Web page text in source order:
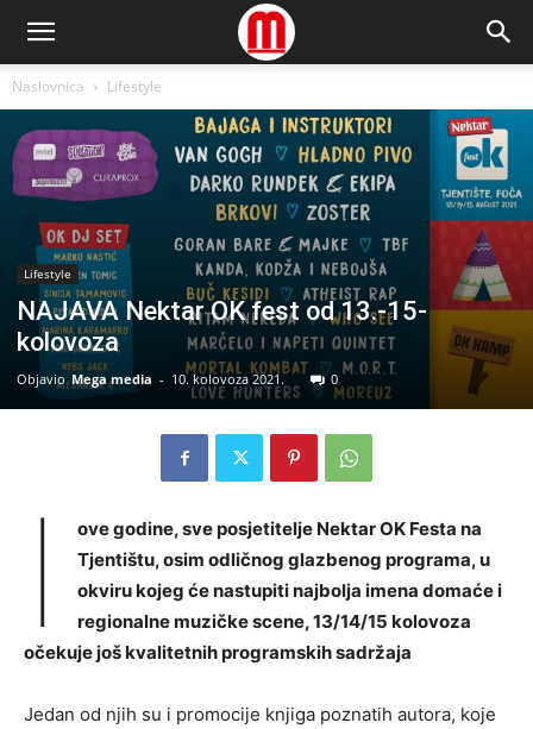
Naslovnica Lifestyle
Lifestyle
NAJAVA Nektar OK fest od 13.-15-
kolovoza
Objavio Mega media - 10. kolovoza 2021. 0
I
ove godine, sve posjetitelje Nektar OK Festa na
Tjentištu, osim odličnog glazbenog programa, u
okviru kojeg će nastupiti najbolja imena domaće i
regionalne muzičke scene, 13/14/15 kolovoza
očekuje još kvalitetnih programskih sadržaja
Jedan od njih su i promocije knjiga poznatih autora, koje